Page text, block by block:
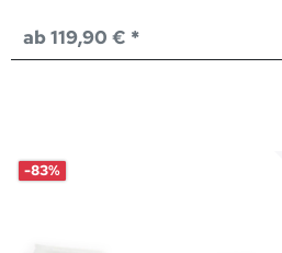
ab 119,90 € *
-83%